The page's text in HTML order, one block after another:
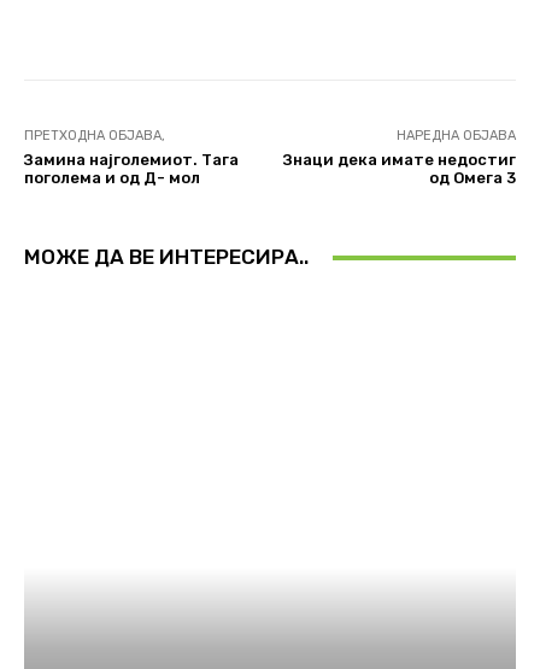
ПРЕТХОДНА ОБЈАВА,
Замина најголемиот. Тага
поголема и од Д- мол
НАРЕДНА ОБЈАВА
Знаци дека имате недостиг
од Омега 3
МОЖЕ ДА ВЕ ИНТЕРЕСИРА..